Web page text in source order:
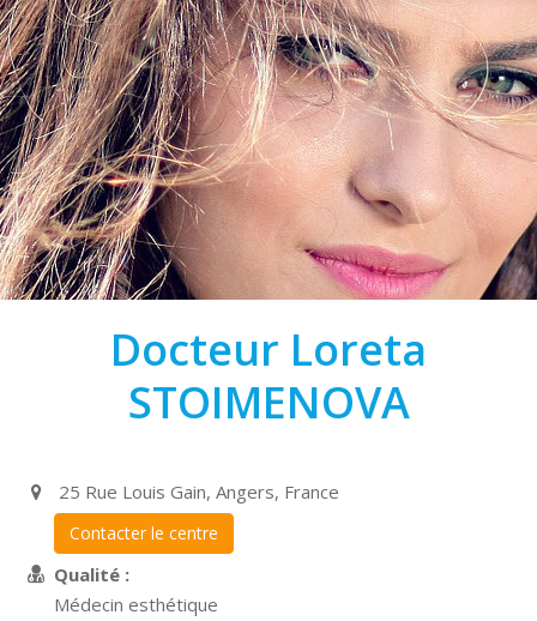
Docteur Loreta
STOIMENOVA
25 Rue Louis Gain, Angers, France
Contacter le centre
Qualité :
Médecin esthétique